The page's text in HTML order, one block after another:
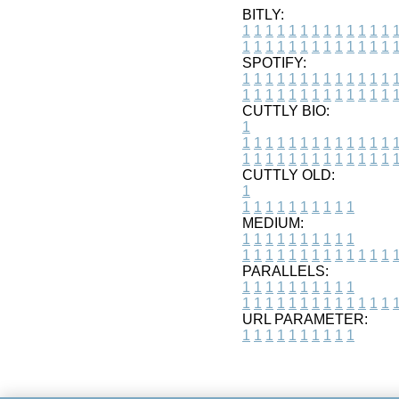
BITLY:
1 1 1 1 1 1 1 1 1 1 1 1 1 1
1 1 1 1 1 1 1 1 1 1 1 1 1 1
SPOTIFY:
1 1 1 1 1 1 1 1 1 1 1 1 1 1
1 1 1 1 1 1 1 1 1 1 1 1 1 1
CUTTLY BIO:
1
1 1 1 1 1 1 1 1 1 1 1 1 1 1
1 1 1 1 1 1 1 1 1 1 1 1 1 1
CUTTLY OLD:
1
1 1 1 1 1 1 1 1 1 1
MEDIUM:
1 1 1 1 1 1 1 1 1 1
1 1 1 1 1 1 1 1 1 1 1 1 1 1
PARALLELS:
1 1 1 1 1 1 1 1 1 1
1 1 1 1 1 1 1 1 1 1 1 1 1 1
URL PARAMETER:
1 1 1 1 1 1 1 1 1 1